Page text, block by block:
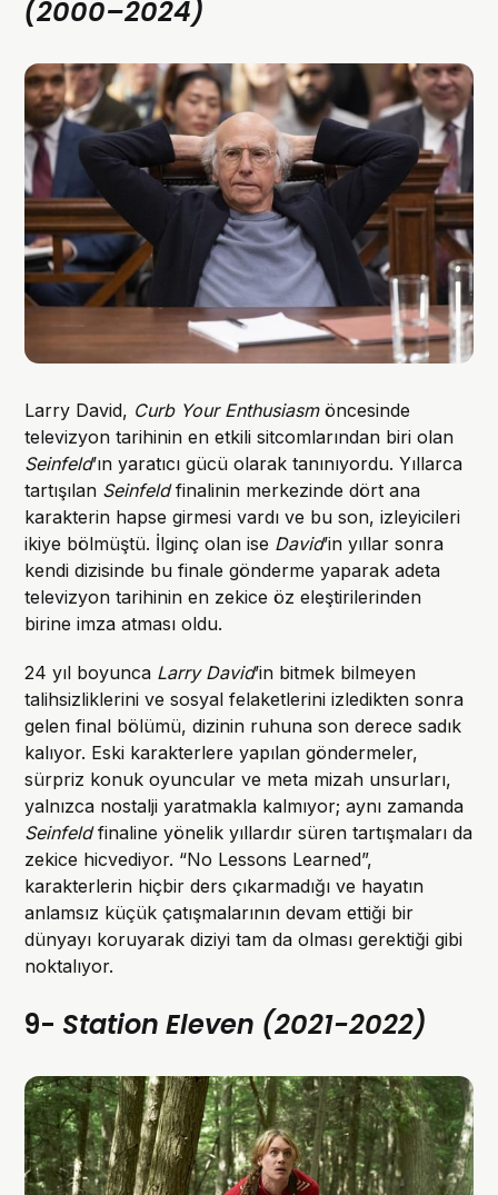
(2000–2024)
Larry David, Curb Your Enthusiasmöncesinde
televizyon tarihinin en etkili sitcomlarından biri olan
Seinfeld’ın yaratıcı gücü olarak tanınıyordu. Yıllarca
tartışılan Seinfeldfinalinin merkezinde dört ana
karakterin hapse girmesi vardı ve bu son, izleyicileri
ikiye bölmüştü. İlginç olan ise David’in yıllar sonra
kendi dizisinde bu finale gönderme yaparak adeta
televizyon tarihinin en zekice öz eleştirilerinden
birine imza atması oldu.
24 yıl boyunca Larry David’in bitmek bilmeyen
talihsizliklerini ve sosyal felaketlerini izledikten sonra
gelen final bölümü, dizinin ruhuna son derece sadık
kalıyor. Eski karakterlere yapılan göndermeler,
sürpriz konuk oyuncular ve meta mizah unsurları,
yalnızca nostalji yaratmakla kalmıyor; aynı zamanda
Seinfeldfinaline yönelik yıllardır süren tartışmaları da
zekice hicvediyor. “No Lessons Learned”,
karakterlerin hiçbir ders çıkarmadığı ve hayatın
anlamsız küçük çatışmalarının devam ettiği bir
dünyayı koruyarak diziyi tam da olması gerektiği gibi
noktalıyor.
9- Station Eleven (2021-2022)